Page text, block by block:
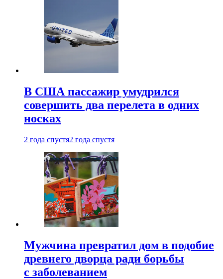
В США пассажир умудрился
совершить два перелета в одних
носках
2 года спустя2 года спустя
Мужчина превратил дом в подобие
древнего дворца ради борьбы
с заболеванием